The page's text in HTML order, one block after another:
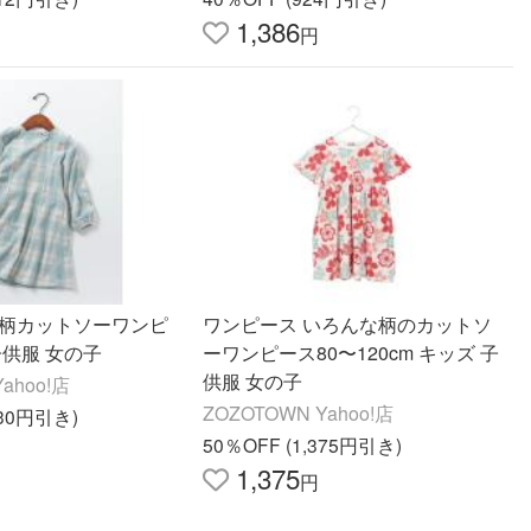
1,386円
カットソーワンピ
服 女の子
店
円引き)
ワンピース いろんな柄のカットソ
ーワンピース80〜120cm キッズ 子
供服 女の子
ZOZOTOWN Yahoo!店
50％OFF (1,375円引き)
1,375円